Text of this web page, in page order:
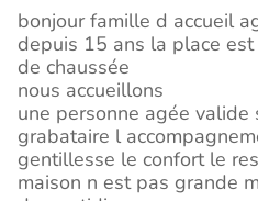
bonjour famille d accueil
depuis 15 ans la place
de chaussée
nous accueillons
une personne agée
grabataire l
gentillesse le confort le
maison n est pas grande